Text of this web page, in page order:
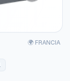
🌍 FRANCIA